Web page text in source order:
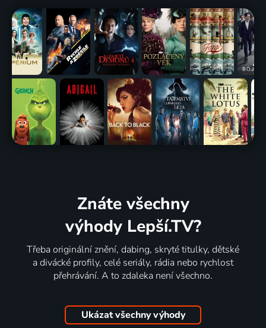
Znáte všechny
výhody Lepší.TV?
Třeba originální znění, dabing, skryté titulky, dětské
a divácké profily, celé seriály, rádia nebo rychlost
přehrávání. A to zdaleka není všechno.
Ukázat všechny výhody